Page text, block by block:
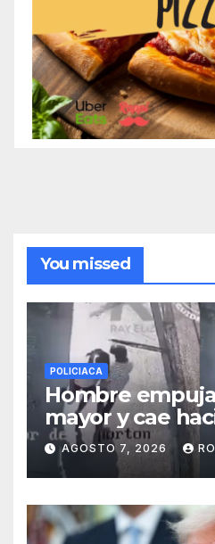
You missed
POLICIACA
Hombre
mayor y cae
ruedas de
Monterrey
AGOSTO 7, 2026